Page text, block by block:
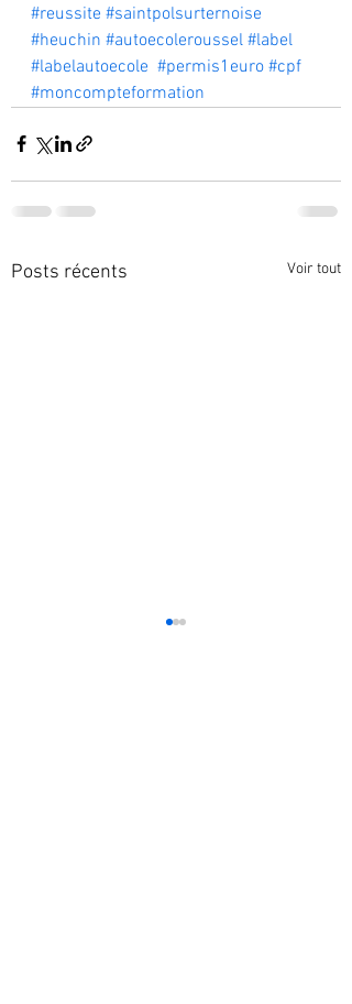
#reussite #saintpolsurternoise
#heuchin #autoecoleroussel #label
#labelautoecole #permis1euro #cpf
#moncompteformation
Posts récents Voir tout